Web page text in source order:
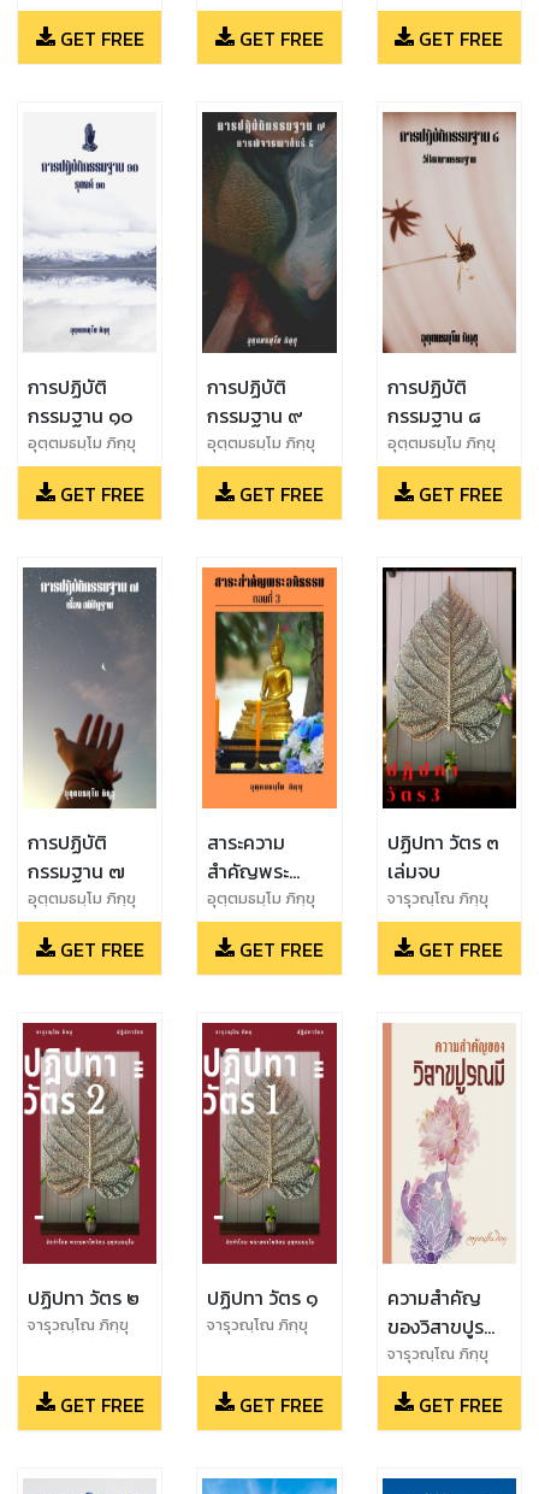
GET FREE GET FREE GET FREE
การปฏิบัติ
กรรมฐาน ๑๐
อุตฺตมธมฺโม ภิกฺขุ
GET FREE
การปฏิบัติ
กรรมฐาน ๙
อุตฺตมธมฺโม ภิกฺขุ
GET FREE
การปฏิบัติ
กรรมฐาน ๘
อุตฺตมธมฺโม ภิกฺขุ
GET FREE
การปฏิบัติ
กรรมฐาน ๗
อุตฺตมธมฺโม ภิกฺขุ
GET FREE
สาระความ
สำคัญพระ
อภิธรรม
อุตฺตมธมฺโม ภิกฺขุ
GET FREE
ปฏิปทา วัตร ๓
เล่มจบ
จารุวณฺโณ ภิกฺขุ
GET FREE
ปฏิปทา วัตร ๒
จารุวณฺโณ ภิกฺขุ
GET FREE
ปฏิปทา วัตร ๑
จารุวณฺโณ ภิกฺขุ
GET FREE
ความสำคัญ
ของวิสาขปูรณ
มี
จารุวณฺโณ ภิกฺขุ
GET FREE